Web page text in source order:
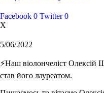
Facebook 0 Twitter 0
X
5/06/2022
⚡️Наш віолончеліст Олексій
став його лауреатом.